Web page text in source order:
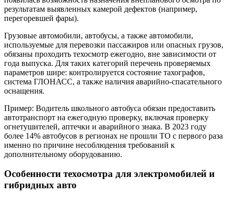
результатам выявленных камерой дефектов (например,
перегоревшей фары).
Грузовые автомобили, автобусы, а также автомобили,
используемые для перевозки пассажиров или опасных грузов,
обязаны проходить техосмотр ежегодно, вне зависимости от
года выпуска. Для таких категорий перечень проверяемых
параметров шире: контролируется состояние тахографов,
система ГЛОНАСС, а также наличия аварийно-спасательного
оснащения.
Пример: Водитель школьного автобуса обязан предоставить
автотранспорт на ежегодную проверку, включая проверку
огнетушителей, аптечки и аварийного знака. В 2023 году
более 14% автобусов в регионах не прошли ТО с первого раза
именно по причине несоблюдения требований к
дополнительному оборудованию.
Особенности техосмотра для электромобилей и
гибридных авто